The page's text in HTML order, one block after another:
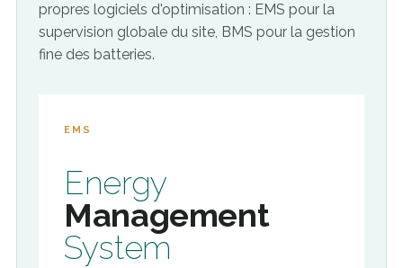
propres logiciels d'optimisation : EMS pour la
supervision globale du site, BMS pour la gestion
fine des batteries.
EMS
Energy
Management
System